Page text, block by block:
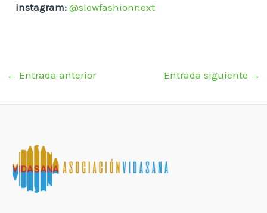
instagram: @slowfashionnext
← Entrada anterior Entrada siguiente →